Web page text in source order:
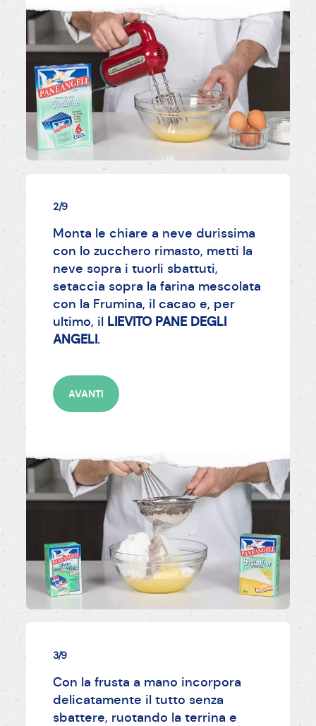
2/9
Monta le chiare a neve durissima
con lo zucchero rimasto, metti la
neve sopra i tuorli sbattuti,
setaccia sopra la farina mescolata
con la Frumina, il cacao e, per
ultimo, il LIEVITO PANE DEGLI
ANGELI.
AVANTI
3/9
Con la frusta a mano incorpora
delicatamente il tutto senza
sbattere, ruotando la terrina e